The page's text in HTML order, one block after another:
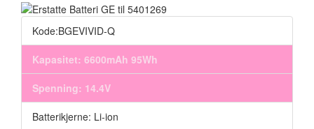
Kode:BGEVIVID-Q
Kapasitet: 6600mAh 95Wh
Spenning: 14.4V
Batterikjerne: Li-ion